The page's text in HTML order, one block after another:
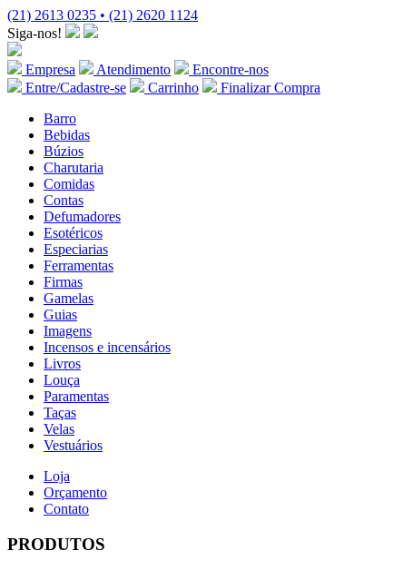
(21) 2613 0235 • (21) 2620 1124
Siga-nos!
Empresa Atendimento
Encontre-nos
Entre/Cadastre-se
Carrinho
Finalizar Compra
Barro
Bebidas
Búzios
Charutaria
Comidas
Contas
Defumadores
Esotéricos
Especiarias
Ferramentas
Firmas
Gamelas
Guias
Imagens
Incensos e incensários
Livros
Louça
Paramentas
Taças
Velas
Vestuários
Loja
Orçamento
Contato
PRODUTOS